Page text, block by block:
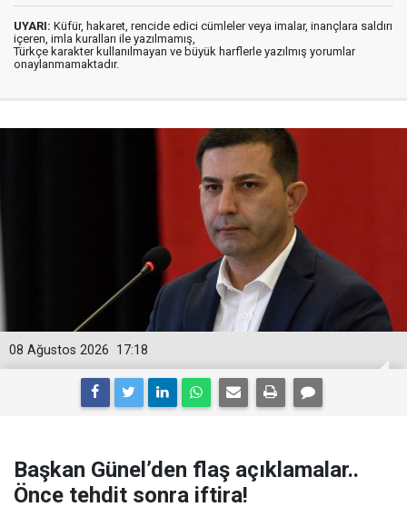
UYARI: Küfür, hakaret, rencide edici cümleler veya imalar, inançlara saldırı
içeren, imla kuralları ile yazılmamış,
Türkçe karakter kullanılmayan ve büyük harflerle yazılmış yorumlar
onaylanmamaktadır.
17:18
08 Ağustos 2026
Başkan Günel’den flaş açıklamalar..
Önce tehdit sonra iftira!